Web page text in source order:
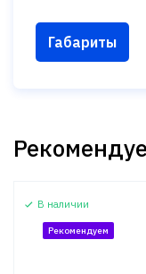
Габариты
В наличии
Рекомендуем